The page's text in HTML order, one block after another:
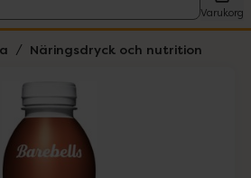
Varukorg
Näringsdryck och nutrition
1 objekt.